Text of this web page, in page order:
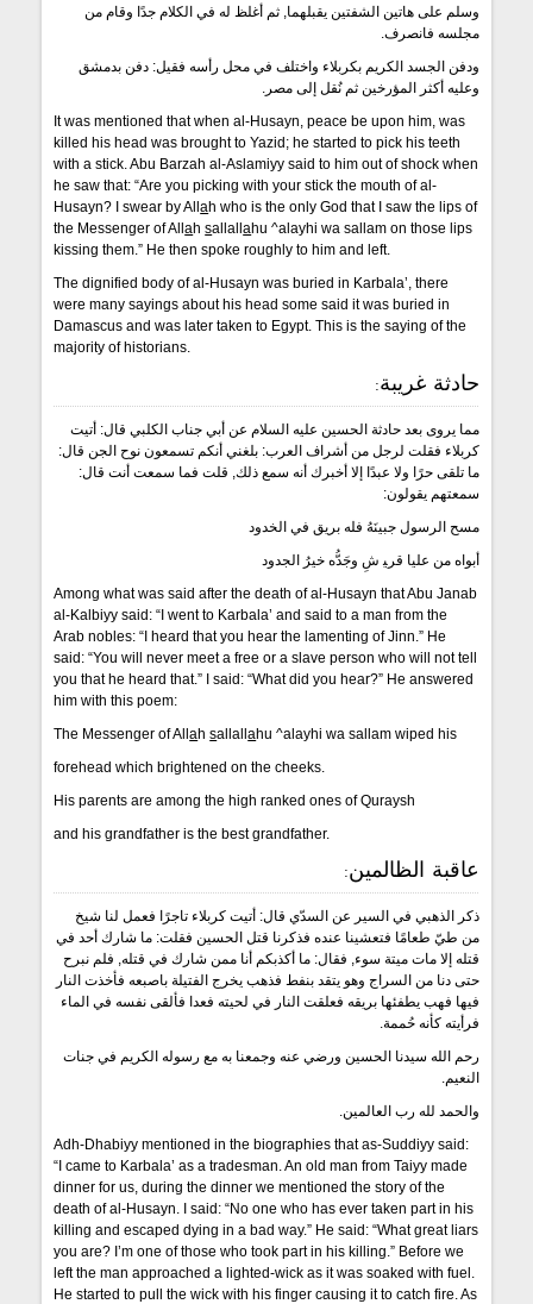
وسلم على هاتين الشفتين يقبلهما, ثم أغلظ له في الكلام جدًا وقام من
مجلسه فانصرف.
ودفن الجسد الكريم بكربلاء واختلف في محل رأسه فقيل: دفن بدمشق
وعليه أكثر المؤرخين ثم نُقل إلى مصر.
It was mentioned that when al-Husayn, peace be upon him, was
killed his head was brought to Yazid; he started to pick his teeth
with a stick. Abu Barzah al-Aslamiyy said to him out of shock when
he saw that: “Are you picking with your stick the mouth of al-
Husayn? I swear by Allah who is the only God that I saw the lips of
the Messenger of Allahsallallahu ^alayhi wa sallam on those lips
kissing them.” He then spoke roughly to him and left.
The dignified body of al-Husayn was buried in Karbala’, there
were many sayings about his head some said it was buried in
Damascus and was later taken to Egypt. This is the saying of the
majority of historians.
حادثة غريبة:
مما يروى بعد حادثة الحسين عليه السلام عن أبي جناب الكلبي قال: أتيت
كربلاء فقلت لرجل من أشراف العرب: بلغني أنكم تسمعون نوح الجن قال:
ما تلقى حرًا ولا عبدًا إلا أخبرك أنه سمع ذلك, قلت فما سمعت أنت قال:
سمعتهم يقولون:
مسح الرسول جبينَهُ فله بريق في الخدود
أبواه من عليا قرﻴ شِ وجَدُّه خيرُ الجدود
Among what was said after the death of al-Husayn that Abu Janab
al-Kalbiyy said: “I went to Karbala’ and said to a man from the
Arab nobles: “I heard that you hear the lamenting of Jinn.” He
said: “You will never meet a free or a slave person who will not tell
you that he heard that.” I said: “What did you hear?” He answered
him with this poem:
The Messenger of Allahsallallahu ^alayhi wa sallam wiped his
forehead which brightened on the cheeks.
His parents are among the high ranked ones of Quraysh
and his grandfather is the best grandfather.
عاقبة الظالمين:
ذكر الذهبي في السير عن السدّي قال: أتيت كربلاء تاجرًا فعمل لنا شيخ
من طيّ طعامًا فتعشينا عنده فذكرنا قتل الحسين فقلت: ما شارك أحد في
قتله إلا مات ميتة سوء, فقال: ما أكذبكم أنا ممن شارك في قتله, فلم نبرح
حتى دنا من السراج وهو يتقد بنفط فذهب يخرج الفتيلة باصبعه فأخذت النار
فيها فهب يطفئها بريقه فعلقت النار في لحيته فعدا فألقى نفسه في الماء
فرأيته كأنه حُممة.
رحم الله سيدنا الحسين ورضي عنه وجمعنا به مع رسوله الكريم في جنات
النعيم.
والحمد لله رب العالمين.
Adh-Dhabiyy mentioned in the biographies that as-Suddiyy said:
“I came to Karbala’ as a tradesman. An old man from Taiyy made
dinner for us, during the dinner we mentioned the story of the
death of al-Husayn. I said: “No one who has ever taken part in his
killing and escaped dying in a bad way.” He said: “What great liars
you are? I’m one of those who took part in his killing.” Before we
left the man approached a lighted-wick as it was soaked with fuel.
He started to pull the wick with his finger causing it to catch fire. As